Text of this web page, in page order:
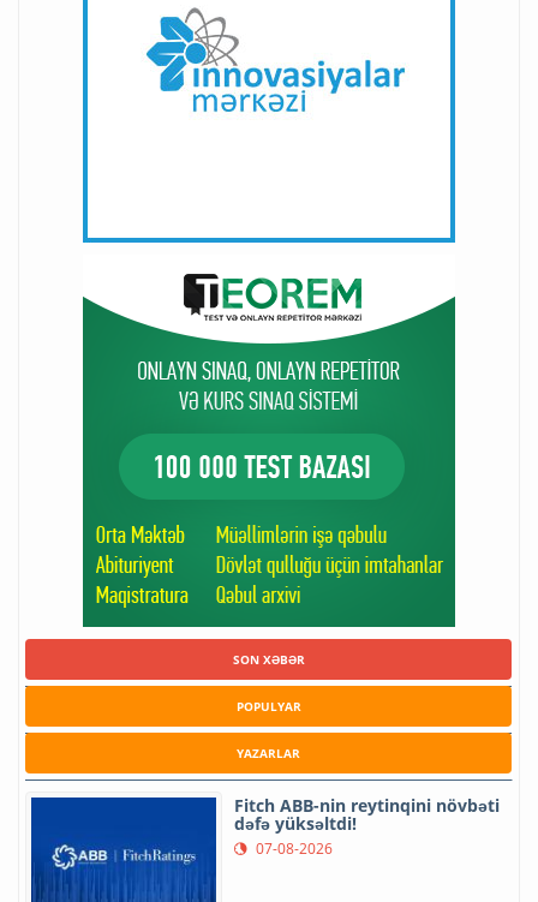
SON XƏBƏR
POPULYAR
YAZARLAR
Fitch ABB-nin reytinqini növbəti
dəfə yüksəltdi!
07-08-2026